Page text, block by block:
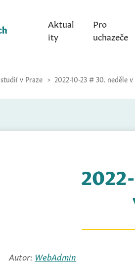
Aktual
ity
Pro
uchazeče
v Praze 2022-10-23 # 30. neděle
Autor: WebAdmin